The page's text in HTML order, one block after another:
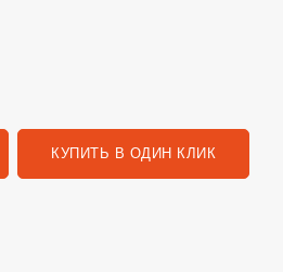
КУПИТЬ В ОДИН КЛИК